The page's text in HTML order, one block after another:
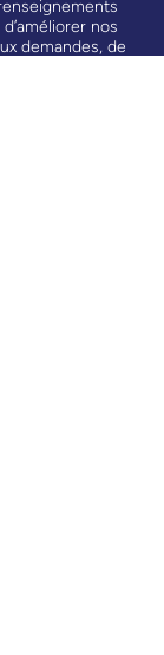
nos
demandes, de